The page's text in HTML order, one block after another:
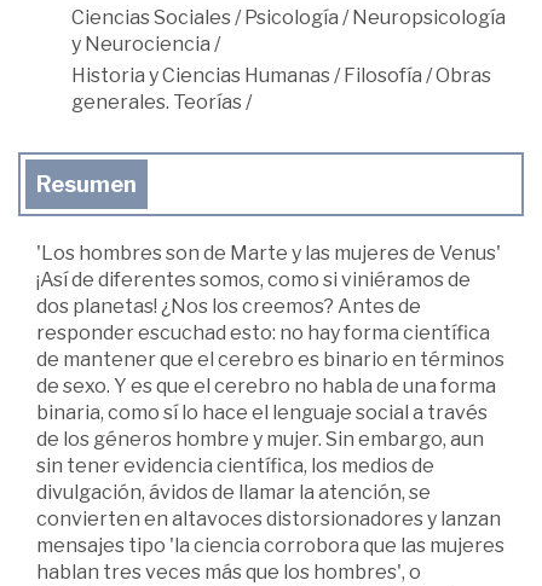
Ciencias Sociales/Psicología /Neuropsicología
y Neurociencia /
Historia y Ciencias Humanas/Filosofía /Obras
generales. Teorías/
Resumen
'Los hombres son de Marte y las mujeres de Venus'
¡Así de diferentes somos, como si viniéramos de
dos planetas! ¿Nos los creemos? Antes de
responder escuchad esto: no hay forma científica
de mantener que el cerebro es binario en términos
de sexo. Y es que el cerebro no habla de una forma
binaria, como sí lo hace el lenguaje social a través
de los géneros hombre y mujer. Sin embargo, aun
sin tener evidencia científica, los medios de
divulgación, ávidos de llamar la atención, se
convierten en altavoces distorsionadores y lanzan
mensajes tipo 'la ciencia corrobora que las mujeres
hablan tres veces más que los hombres', o